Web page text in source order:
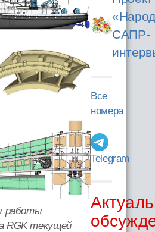
работы
RGK текущей
САПР-
Все
номера
Telegram